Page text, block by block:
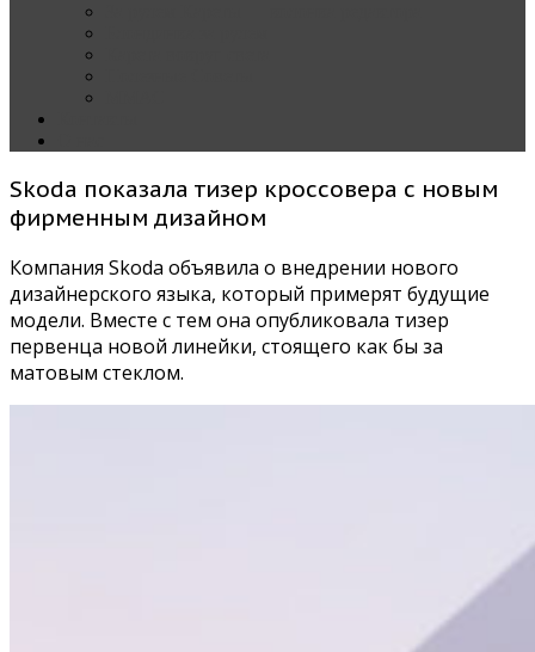
Skoda показала тизер кроссовера с новым
фирменным дизайном
Компания Skoda объявила о внедрении нового
дизайнерского языка, который примерят будущие
модели. Вместе с тем она опубликовала тизер
первенца новой линейки, стоящего как бы за
матовым стеклом.